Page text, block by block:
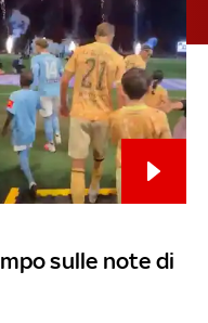
sulle note di